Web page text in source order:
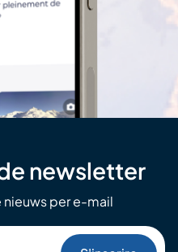
newsletter
per e-mail